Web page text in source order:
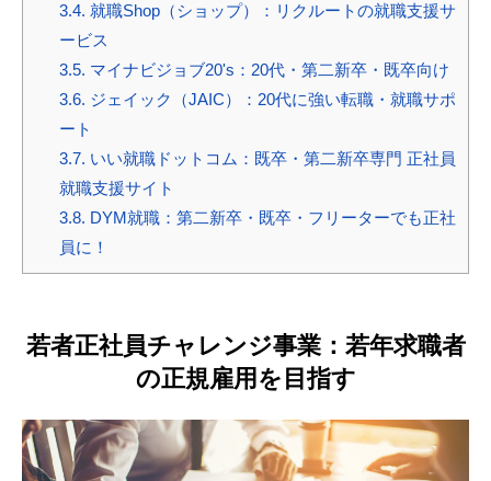
3.4. 就職Shop（ショップ）：リクルートの就職支援サ
ービス
3.5. マイナビジョブ20's：20代・第二新卒・既卒向け
3.6. ジェイック（JAIC）：20代に強い転職・就職サポ
ート
3.7. いい就職ドットコム：既卒・第二新卒専門 正社員
就職支援サイト
3.8. DYM就職：第二新卒・既卒・フリーターでも正社
員に！
若者正社員チャレンジ事業：若年求職者
の正規雇用を目指す